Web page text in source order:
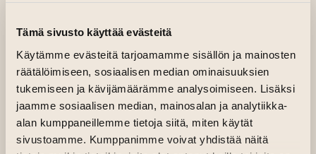
Tämä sivusto käyttää evästeitä
Käytämme evästeitä tarjoamamme sisällön ja mainosten
räätälöimiseen, sosiaalisen median ominaisuuksien
tukemiseen ja kävijämäärämme analysoimiseen. Lisäksi
jaamme sosiaalisen median, mainosalan ja analytiikka-
alan kumppaneillemme tietoja siitä, miten käytät
sivustoamme. Kumppanimme voivat yhdistää näitä
Larmet gick idag igen
Härnere finns plats för 30 personer
Du ser dig omkring
I hela Kiev finns det 4984 skyddsrum
(…)
(…) här är du någon annan,